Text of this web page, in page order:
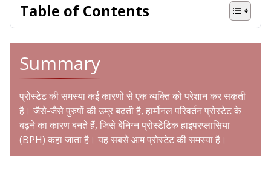
Table of Contents
Summary
प्रोस्टेट की समस्याकई कारणों से एक व्यक्ति को परेशान कर सकती
है। जैसे-जैसे पुरुषों की उम्र बढ़ती है, हार्मोनल परिवर्तन प्रोस्टेट के
बढ़ने का कारण बनते हैं, जिसेबेनिग्न प्रोस्टेटिक हाइपरप्लासिया
(BPH) कहा जाता है। यह सबसे आम प्रोस्टेट की समस्या है।